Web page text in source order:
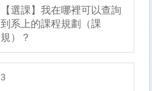
【選課】我在哪裡可以查詢
到系上的課程規劃（課
規）？
3